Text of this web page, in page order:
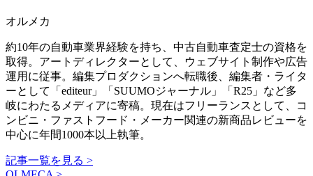
オルメカ
約10年の自動車業界経験を持ち、中古自動車査定士の資格を
取得。アートディレクターとして、ウェブサイト制作や広告
運用に従事。編集プロダクションへ転職後、編集者・ライタ
ーとして「editeur」「SUUMOジャーナル」「R25」など多
岐にわたるメディアに寄稿。現在はフリーランスとして、コ
ンビニ・ファストフード・メーカー関連の新商品レビューを
中心に年間1000本以上執筆。
記事一覧を見る >